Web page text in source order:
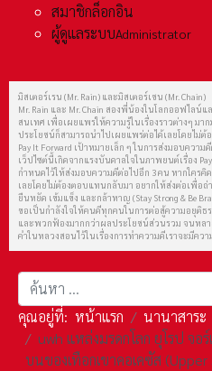
สมาชิกล็อกอิน
ผู้ดูแลระบบAdministrator
มิสเตอร์เรน (Mr. Rain) และมิสเตอร์เชน (Mr. Chain)
Mr. Rain และ Mr. Chain สองพี่น้องในโลกออฟไล
สนเทศ เพื่อเผยแพร่ให้ความรู้ในเรื่องราวต่างๆ มา
ประโยชน์ก็สามารถนำไปเผยแพร่ต่อได้เลยโดยไม่
Pay It Forward เป้าหมายเล็ก ๆ ในการส่งมอบความ
เว็ปไซต์นี้เกิดจากแรงบันดาลใจในภาพยนต์เรื่อง
กำหนดไว้ให้ส่งมอบความดีต่อไปอีก 3 คน หากใคร
เลยโดยไม่ต้องตอบแทนกลับมา อยากให้ส่งต่อเพื่อถ่
ยืนหยัด เข้มแข็ง และกล้าหาญ (Stay Strong & Be
ขอเป็นกำลังใจให้คนดีทุกคนในการต่อสู้ความอยุติ
และพวกฟ้องมากกว่าผลประโยชน์ส่วนรวม จนหล
คำในหลวงสอนไว้ในเรื่องการทำความดีเราจะมีคว
การค้นหา
คุณอยู่ที่: หน้าแรก นานาสาระ
uwh แหล่งมรดกโลก ยุโรป จ
บนของเทือกเขาคอเคซัส (Upper